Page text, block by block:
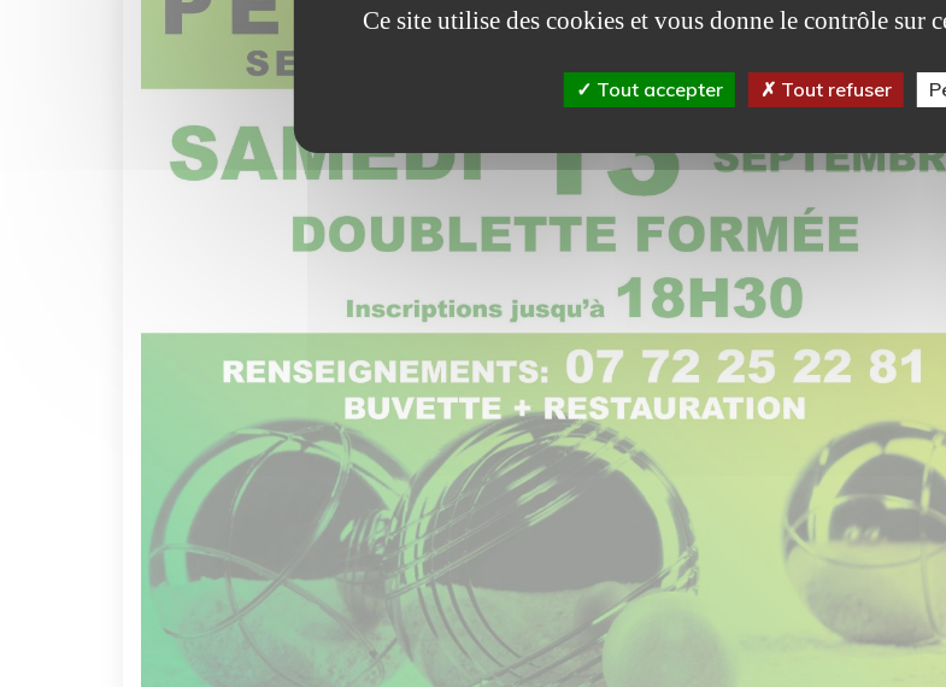
Ce site utilise des cookies et vous donne le contrôle sur
Tout accepter Tout refuser